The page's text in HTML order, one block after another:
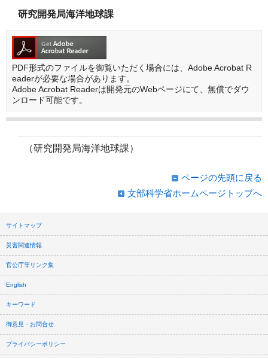
研究開発局海洋地球課
PDF形式のファイルを御覧いただく場合には、Adobe Acrobat R
eaderが必要な場合があります。
Adobe Acrobat Readerは開発元のWebページにて、無償でダウ
ンロード可能です。
（研究開発局海洋地球課）
ページの先頭に戻る
文部科学省ホームページトップへ
サイトマップ
災害関連情報
官公庁等リンク集
English
キーワード
御意見・お問合せ
プライバシーポリシー